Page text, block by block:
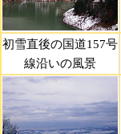
初雪直後の国道157号
線沿いの風景